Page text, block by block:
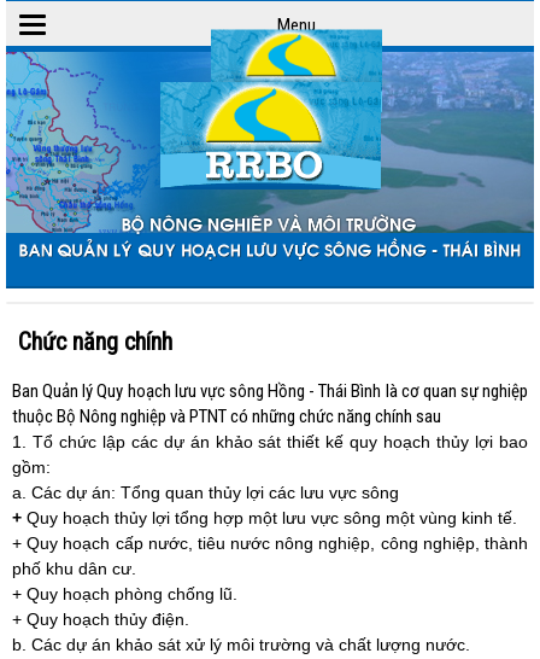
Toggle
navigation
Menu
Chức năng chính
Ban Quản lý Quy hoạch lưu vực sông Hồng - Thái Bình là cơ quan sự nghiệp
thuộc Bộ Nông nghiệp và PTNT có những chức năng chính sau
1. Tổ chức lập các dự án khảo sát thiết kế quy hoạch thủy lợi bao
gồm:
a. Các dự án: Tổng quan thủy lợi các lưu vực sông
+ Quy hoạch thủy lợi tổng hợp một lưu vực sông một vùng kinh tế.
+ Quy hoạch cấp nước, tiêu nước nông nghiệp, công nghiệp, thành
phố khu dân cư.
+ Quy hoạch phòng chống lũ.
+ Quy hoạch thủy điện.
b. Các dự án khảo sát xử lý môi trường và chất lượng nước.